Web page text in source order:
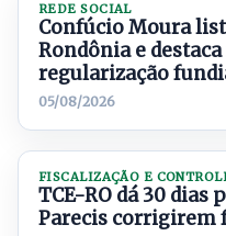
REDE SOCIAL
Confúcio Moura
Rondônia e
regularização
Inteligentes
05/08/2026
FISCALIZAÇÃO E
TCE-RO dá 30 dias
Parecis corrigirem